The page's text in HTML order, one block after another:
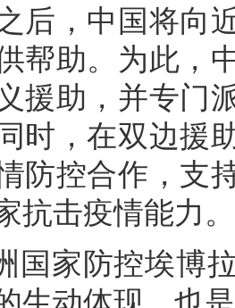
后，中国将向
帮助。为此，
援助，并专门
时，在双边援
防控合作，支
抗击疫情能力。
国家防控埃博